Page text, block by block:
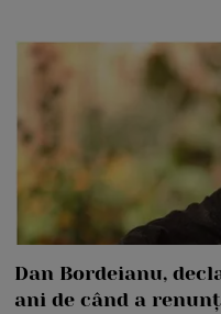
Dan Bordeianu,
ani de când a